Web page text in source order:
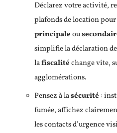
Déclarez votre activité,
plafonds de location
principaleou
simplifie la déclaration
lafiscalitéchange vite,
agglomérations.
Pensez à lasécurité :
fumée, affichez
les contacts d’urgence